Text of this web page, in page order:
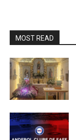
MOST READ